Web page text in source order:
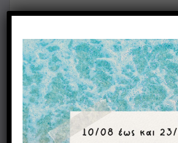
Επικοινωνία